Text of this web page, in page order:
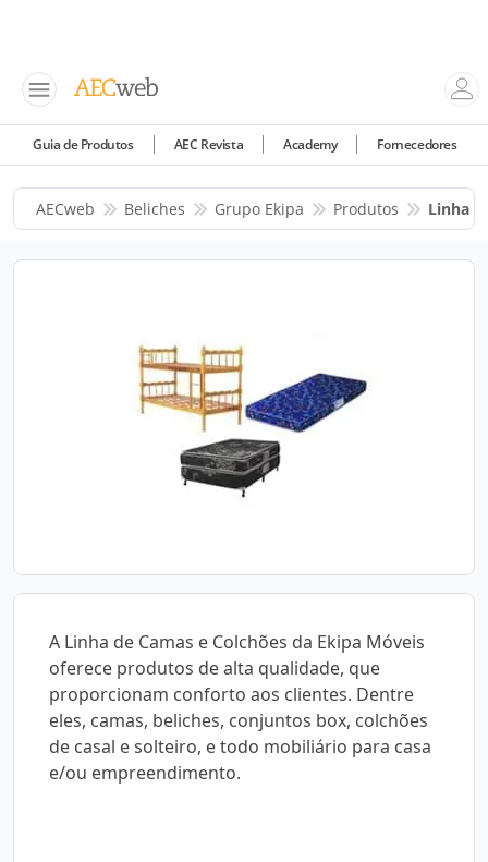
Guia de Produtos AEC Revista Academy Fornecedores
AECweb Beliches Grupo Ekipa Produtos Linha
A Linha de Camas e Colchões da Ekipa Móveis
oferece produtos de alta qualidade, que
proporcionam conforto aos clientes. Dentre
eles, camas, beliches, conjuntos box, colchões
de casal e solteiro, e todo mobiliário para casa
e/ou empreendimento.